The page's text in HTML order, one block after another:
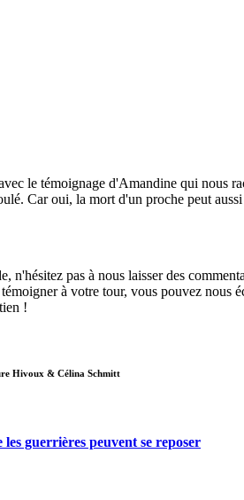
le témoignage d'Amandine qui nous
Car oui, la mort d'un proche peut
n'hésitez pas à nous laisser des
à votre tour, vous pouvez nous
!
Hivoux & Célina Schmitt
guerrières peuvent se reposer